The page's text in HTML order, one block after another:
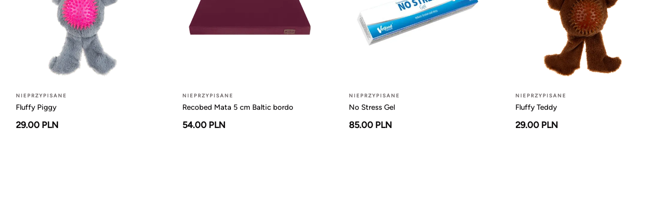
NIEPRZYPISANE
Fluffy Piggy
29.00 PLN
NIEPRZYPISANE
Recobed Mata 5 cm Baltic bordo
54.00 PLN
NIEPRZYPISANE
No Stress Gel
85.00 PLN
NIEPRZYPISANE
Fluffy Teddy
29.00 PLN